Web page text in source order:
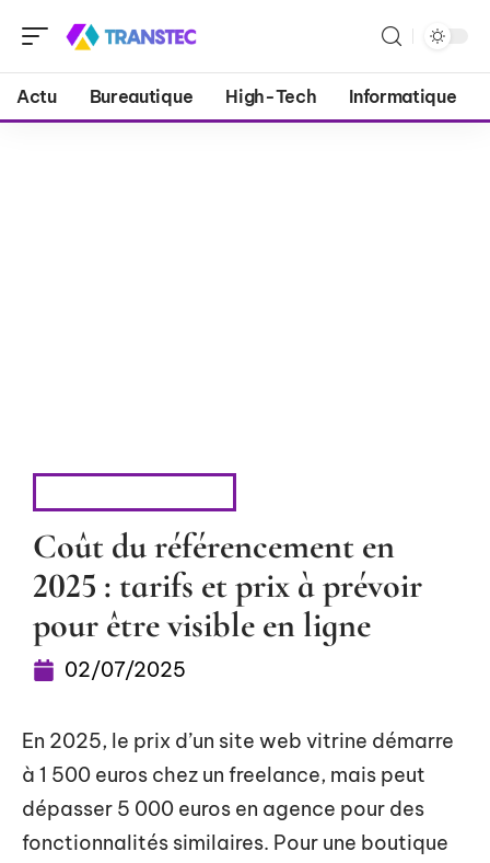
Actu Bureautique High-Tech Informatique
Coût du référencement en
2025 : tarifs et prix à prévoir
pour être visible en ligne
02/07/2025
En 2025, le prix d’un site web vitrine démarre
à 1 500 euros chez un freelance, mais peut
dépasser 5 000 euros en agence pour des
fonctionnalités similaires. Pour une boutique